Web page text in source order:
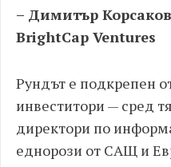
– Димитър
BrightCap Ventures
Рундът е подкрепен
инвеститори — сред
директори по
еднорози от САЩ и